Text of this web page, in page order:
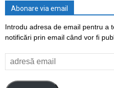
Abonare via email
Introdu adresa de email pentru a
notificări prin email când vor fi
adresă
email